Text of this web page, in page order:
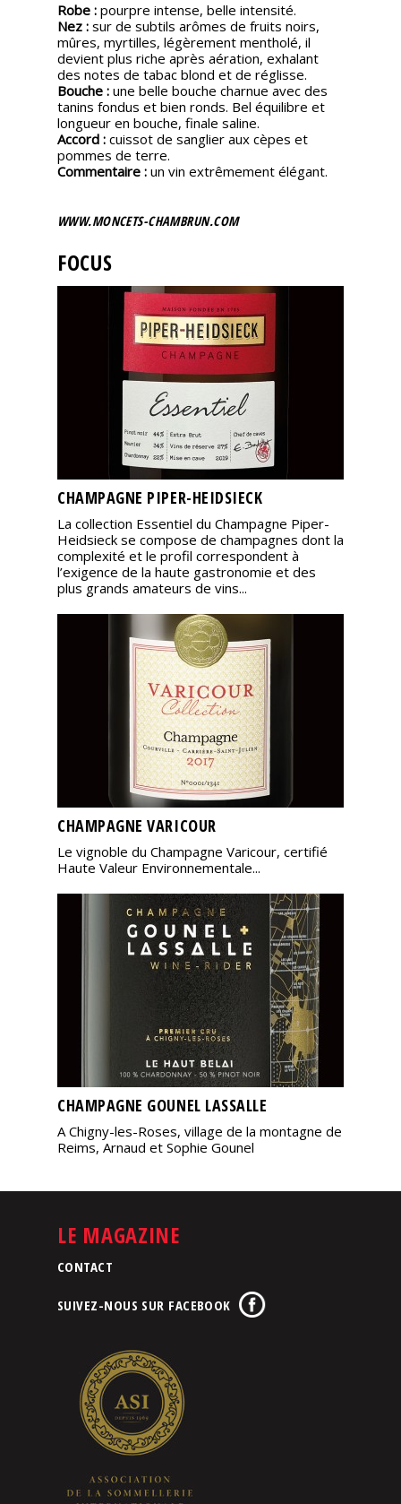
Robe : pourpre intense, belle intensité.
Nez : sur de subtils arômes de fruits noirs,
mûres, myrtilles, légèrement mentholé, il
devient plus riche après aération, exhalant
des notes de tabac blond et de réglisse.
Bouche : une belle bouche charnue avec des
tanins fondus et bien ronds. Bel équilibre et
longueur en bouche, finale saline.
Accord : cuissot de sanglier aux cèpes et
pommes de terre.
Commentaire : un vin extrêmement élégant.
WWW.MONCETS-CHAMBRUN.COM
FOCUS
CHAMPAGNE PIPER-HEIDSIECK
La collection Essentiel du Champagne Piper-
Heidsieck se compose de champagnes dont la
complexité et le profil correspondent à
l’exigence de la haute gastronomie et des
plus grands amateurs de vins...
CHAMPAGNE VARICOUR
Le vignoble du Champagne Varicour, certifié
Haute Valeur Environnementale...
CHAMPAGNE GOUNEL LASSALLE
A Chigny-les-Roses, village de la montagne de
Reims, Arnaud et Sophie Gounel
LE MAGAZINE
CONTACT
SUIVEZ-NOUS SUR FACEBOOK